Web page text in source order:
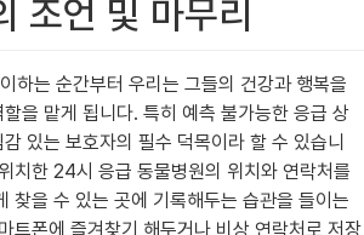
조언 및 마무리
하는 순간부터 우리는 그들의 건강과 행복을
을 맡게 됩니다. 특히 예측 불가능한 응급 상
있는 보호자의 필수 덕목이라 할 수 있습니
치한 24시 응급 동물병원의 위치와 연락처를
찾을 수 있는 곳에 기록해두는 습관을 들이는
트폰에 즐겨찾기 해두거나 비상 연락처로 저장